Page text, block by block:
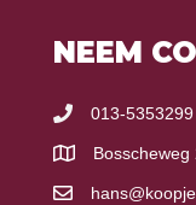
NEEM
013-5353299
Bosscheweg